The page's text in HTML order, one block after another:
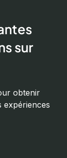
sur
obtenir
expériences